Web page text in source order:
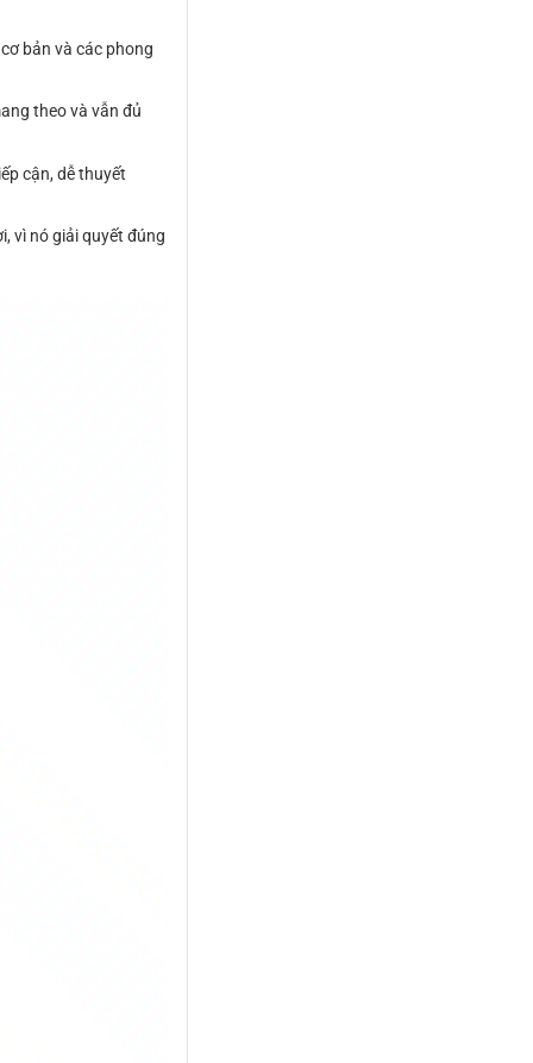
bản và các phong
theo và vẫn đủ
cận, dễ thuyết
vì nó giải quyết đúng